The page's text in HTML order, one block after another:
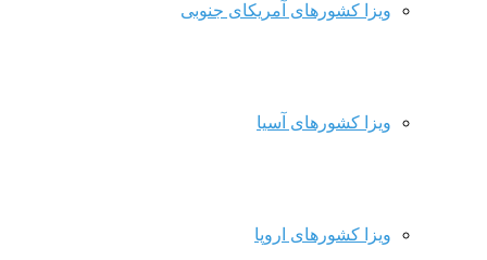
ویزا کشورهای آمریکای جنوبی
ویزا کشورهای آسیا
ویزا کشورهای اروپا